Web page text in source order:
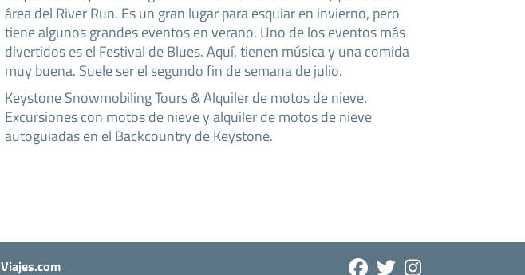
área del River Run. Es un gran lugar para esquiar en invierno, pero
tiene algunos grandes eventos en verano. Uno de los eventos más
divertidos es el Festival de Blues. Aquí, tienen música y una comida
muy buena. Suele ser el segundo fin de semana de julio.
Keystone Snowmobiling Tours & Alquiler de motos de nieve.
Excursiones con motos de nieve y alquiler de motos de nieve
autoguiadas en el Backcountry de Keystone.
Viajes.com